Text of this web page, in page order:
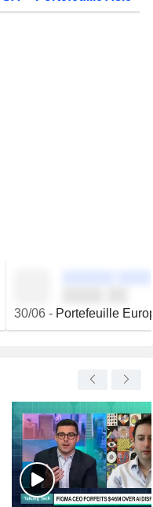
Publication des résultats - Q2 2026
30/06- Portefeuille